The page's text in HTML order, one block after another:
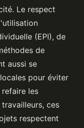
Le respect
(EPI), de
de
aussi se
pour éviter
les
ces
respectent